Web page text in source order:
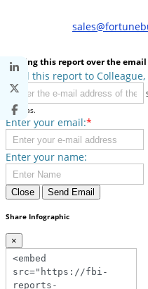
Sharing this report over the email
Send this report to
commas.
Enter your email:*
Enter your name:
Close Send Email
Share Infographic
×